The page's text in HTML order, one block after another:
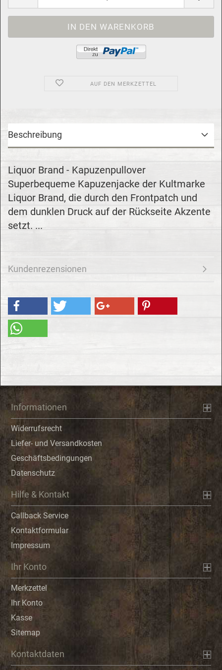
AUF DEN MERKZETTEL
Beschreibung
Liquor Brand - Kapuzenpullover
Superbequeme Kapuzenjacke der Kultmarke
Liquor Brand, die durch den Frontpatch und
dem dunklen Druck auf der Rückseite Akzente
setzt. ...
Kundenrezensionen
Informationen
Widerrufsrecht
Liefer- und Versandkosten
Geschäftsbedingungen
Datenschutz
Hilfe & Kontakt
Callback Service
Kontaktformular
Impressum
Ihr Konto
Merkzettel
Ihr Konto
Kasse
Sitemap
Kontaktdaten